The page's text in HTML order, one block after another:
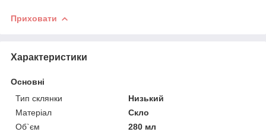
Приховати
Характеристики
Основні
Тип склянки
Низький
Матеріал
Скло
Об`єм
280 мл